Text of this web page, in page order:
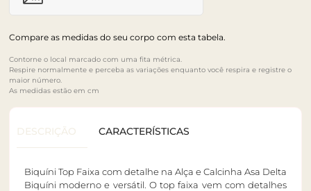
Compare as medidas do seu corpo com esta tabela.
Contorne o local marcado com uma fita métrica.
Respire normalmente e perceba as variações enquanto você respira e registre o
maior número.
As medidas estão em cm
DESCRIÇÃO CARACTERÍSTICAS
Biquíni Top Faixa com detalhe na Alça e Calcinha Asa Delta
Biquíni moderno e versátil. O top faixa vem com detalhes